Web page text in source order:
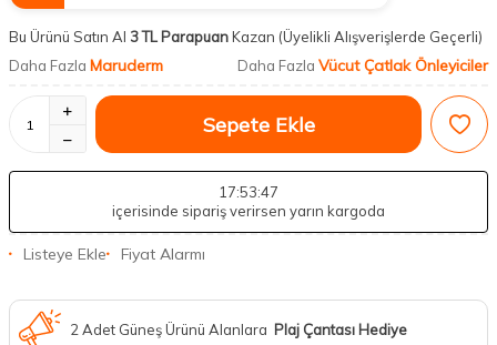
Bu Ürünü Satın Al 3 TL ParapuanKazan (Üyelikli Alışverişlerde Geçerli)
Daha Fazla Maruderm Daha Fazla Vücut Çatlak Önleyiciler
Sepete Ekle
17:53:46
içerisinde sipariş verirsen yarın kargoda
Listeye Ekle Fiyat Alarmı
2 Adet Güneş Ürünü Alanlara Plaj Çantası Hediye